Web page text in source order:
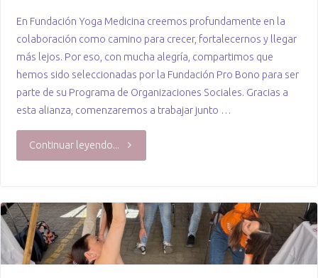
social."
En Fundación Yoga Medicina creemos profundamente en la
colaboración como camino para crecer, fortalecernos y llegar
más lejos. Por eso, con mucha alegría, compartimos que
hemos sido seleccionadas por la Fundación Pro Bono para ser
parte de su Programa de Organizaciones Sociales. Gracias a
esta alianza, comenzaremos a trabajar junto …
Continuar leyendo... "Fundación
Medicina
comienza
alianza